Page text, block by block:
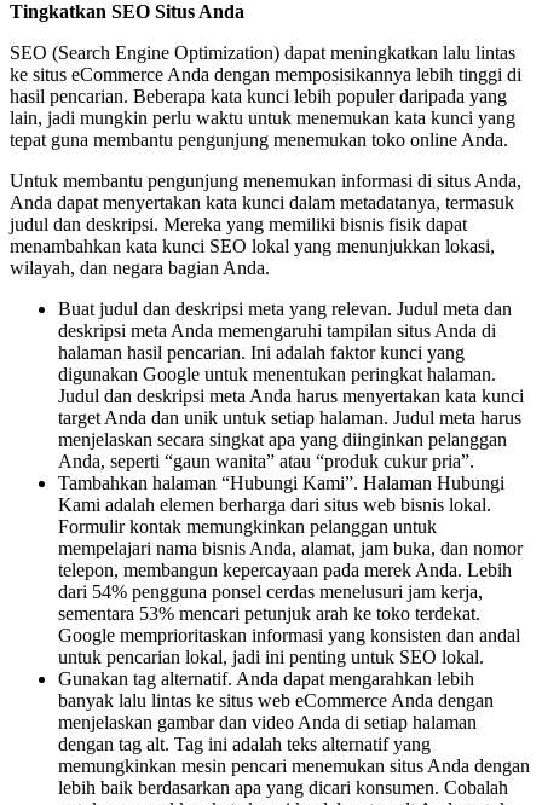
Tingkatkan SEO Situs Anda
SEO (Search Engine Optimization) dapat meningkatkan lalu lintas
ke situs eCommerce Anda dengan memposisikannya lebih tinggi di
hasil pencarian. Beberapa kata kunci lebih populer daripada yang
lain, jadi mungkin perlu waktu untuk menemukan kata kunci yang
tepat guna membantu pengunjung menemukan toko online Anda.
Untuk membantu pengunjung menemukan informasi di situs Anda,
Anda dapat menyertakan kata kunci dalam metadatanya, termasuk
judul dan deskripsi. Mereka yang memiliki bisnis fisik dapat
menambahkan kata kunci SEO lokal yang menunjukkan lokasi,
wilayah, dan negara bagian Anda.
Buat judul dan deskripsi meta yang relevan. Judul meta dan
deskripsi meta Anda memengaruhi tampilan situs Anda di
halaman hasil pencarian. Ini adalah faktor kunci yang
digunakan Google untuk menentukan peringkat halaman.
Judul dan deskripsi meta Anda harus menyertakan kata kunci
target Anda dan unik untuk setiap halaman. Judul meta harus
menjelaskan secara singkat apa yang diinginkan pelanggan
Anda, seperti “gaun wanita” atau “produk cukur pria”.
Tambahkan halaman “Hubungi Kami”. Halaman Hubungi
Kami adalah elemen berharga dari situs web bisnis lokal.
Formulir kontak memungkinkan pelanggan untuk
mempelajari nama bisnis Anda, alamat, jam buka, dan nomor
telepon, membangun kepercayaan pada merek Anda. Lebih
dari 54% pengguna ponsel cerdas menelusuri jam kerja,
sementara 53% mencari petunjuk arah ke toko terdekat.
Google memprioritaskan informasi yang konsisten dan andal
untuk pencarian lokal, jadi ini penting untuk SEO lokal.
Gunakan tag alternatif. Anda dapat mengarahkan lebih
banyak lalu lintas ke situs web eCommerce Anda dengan
menjelaskan gambar dan video Anda di setiap halaman
dengan tag alt. Tag ini adalah teks alternatif yang
memungkinkan mesin pencari menemukan situs Anda dengan
lebih baik berdasarkan apa yang dicari konsumen. Cobalah